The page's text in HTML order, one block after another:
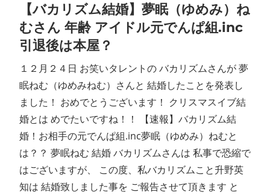
【バカリズム結婚】夢眠（ゆめみ）ね
むさん 年齢 アイドル元でんぱ組.inc
引退後は本屋？
１２月２４日 お笑いタレントの バカリズムさんが 夢
眠ねむ（ゆめみねむ）さんと 結婚したことを発表し
ました！ おめでとうございます！ クリスマスイブ結
婚とは めでたいですね！！ 【速報】バカリズム結
婚！お相手の元でんぱ組.inc夢眠（ゆめみ）ねむと
は？？ 夢眠ねむ 結婚 バカリズムさんは 私事で恐縮で
はございますが、 この度、私バカリズムこと升野英
知は 結婚致しました事を ご報告させて頂きます と